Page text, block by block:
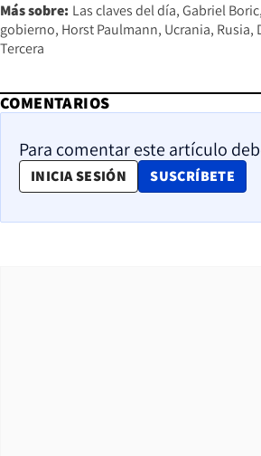
Más sobre: Las claves del día Gabriel Boric
gobierno Horst Paulmann Ucrania Rusia
Tercera
COMENTARIOS
Para comentar este artículo
INICIA SESIÓN SUSCRÍBETE
OPENS IN NEW